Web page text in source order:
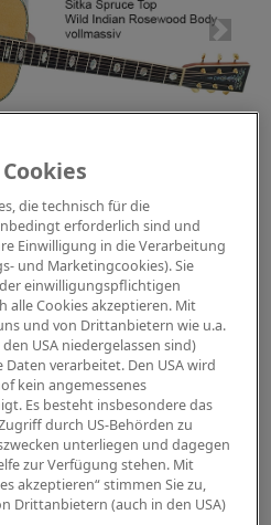
Amp
Keys
die technisch für die
erforderlich sind und
Einwilligung in die Verarbeitung
und Marketingcookies). Sie
einwilligungspflichtigen
alle Cookies akzeptieren. Mit
und von Drittanbietern wie u.a.
USA niedergelassen sind)
verarbeitet. Den USA wird
kein angemessenes
Es besteht insbesondere das
durch US-Behörden zu
unterliegen und dagegen
zur Verfügung stehen. Mit
akzeptieren“ stimmen Sie zu,
Drittanbietern (auch in den USA)